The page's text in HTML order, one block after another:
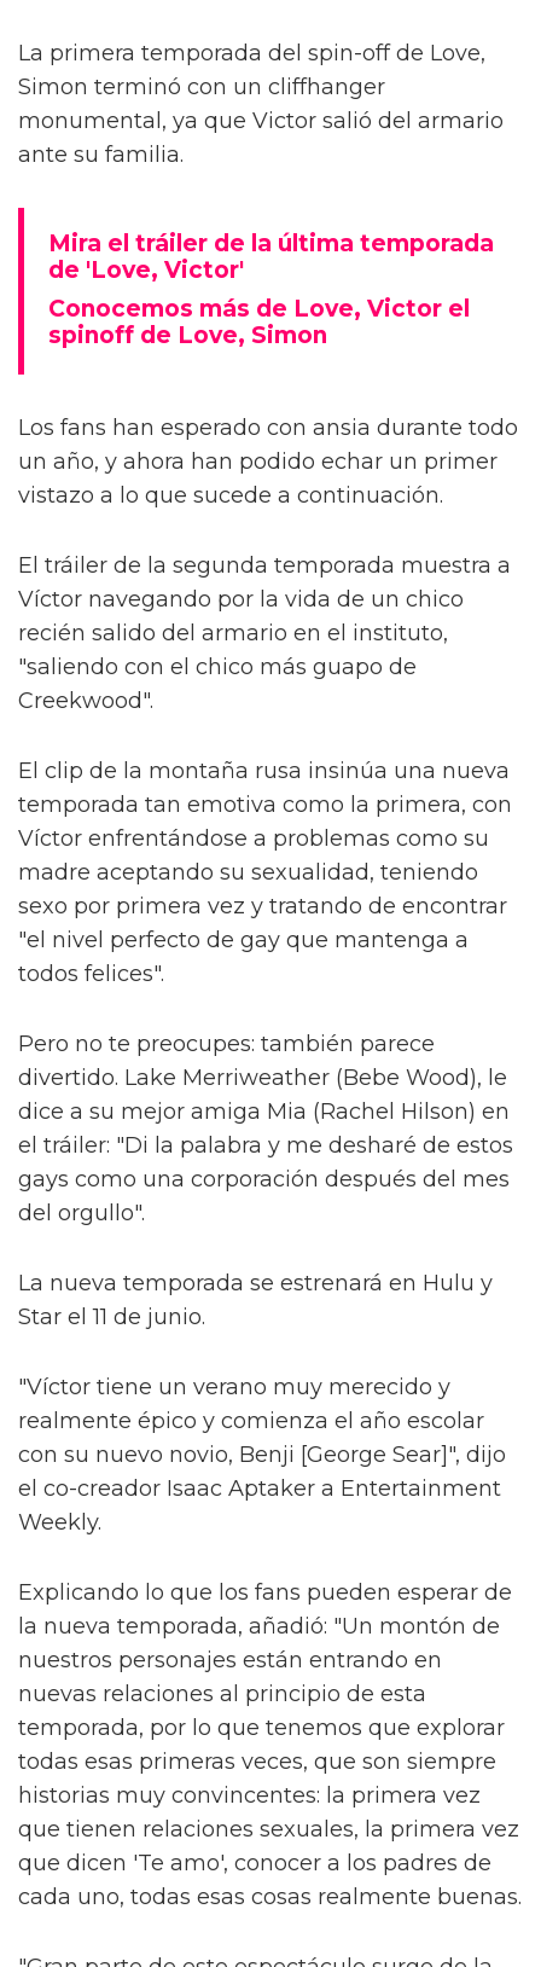
La primera temporada del spin-off de Love,
Simon terminó con un cliffhanger
monumental, ya que Victor salió del armario
ante su familia.
Mira el tráiler de la última temporada
de 'Love, Victor'
Conocemos más de Love, Victor el
spinoff de Love, Simon
Los fans han esperado con ansia durante todo
un año, y ahora han podido echar un primer
vistazo a lo que sucede a continuación.
El tráiler de la segunda temporada muestra a
Víctor navegando por la vida de un chico
recién salido del armario en el instituto,
"saliendo con el chico más guapo de
Creekwood".
El clip de la montaña rusa insinúa una nueva
temporada tan emotiva como la primera, con
Víctor enfrentándose a problemas como su
madre aceptando su sexualidad, teniendo
sexo por primera vez y tratando de encontrar
"el nivel perfecto de gay que mantenga a
todos felices".
Pero no te preocupes: también parece
divertido. Lake Merriweather (Bebe Wood), le
dice a su mejor amiga Mia (Rachel Hilson) en
el tráiler: "Di la palabra y me desharé de estos
gays como una corporación después del mes
del orgullo".
La nueva temporada se estrenará en Hulu y
Star el 11 de junio.
"Víctor tiene un verano muy merecido y
realmente épico y comienza el año escolar
con su nuevo novio, Benji [George Sear]", dijo
el co-creador Isaac Aptaker a Entertainment
Weekly.
Explicando lo que los fans pueden esperar de
la nueva temporada, añadió: "Un montón de
nuestros personajes están entrando en
nuevas relaciones al principio de esta
temporada, por lo que tenemos que explorar
todas esas primeras veces, que son siempre
historias muy convincentes: la primera vez
que tienen relaciones sexuales, la primera vez
que dicen 'Te amo', conocer a los padres de
cada uno, todas esas cosas realmente buenas.